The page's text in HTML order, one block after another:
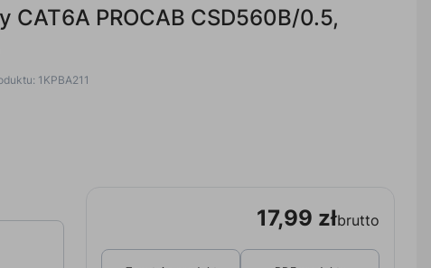
CAT6A PROCAB CSD560B/0.5,
1KPBA211
17,99 złbrutto